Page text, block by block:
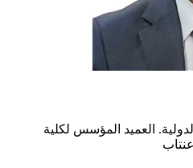
العميد المؤسس لكلية